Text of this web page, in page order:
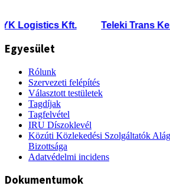
Logistics Kft. Teleki Trans Ker
Egyesület
Rólunk
Szervezeti felépítés
Választott testületek
Tagdíjak
Tagfelvétel
IRU Díszoklevél
Közúti Közlekedési Szolgáltatók
Bizottsága
Adatvédelmi incidens
Dokumentumok